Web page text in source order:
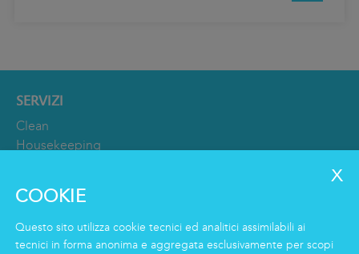
SERVIZI
Clean
Housekeeping
Logistics & Care
Servizio Eco Clean
COOKIE
Questo sito utilizza cookie tecnici ed analitici assimilabili ai
tecnici in forma anonima e aggregata esclusivamente per scopi